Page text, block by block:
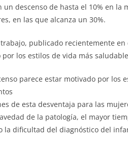
un descenso de hasta el 10% en la
en las que alcanza un 30%.
publicado recientemente en
por los estilos de vida más
parece estar motivado por los
de esta desventaja para las
de la patología, el mayor
la dificultad del diagnóstico del